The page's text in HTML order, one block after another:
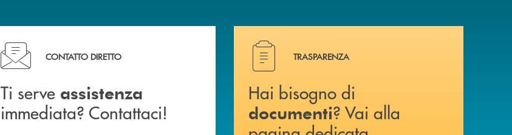
Ti serve assistenza immediata? Contattaci!
CONTATTO DIRETTO
Ti serve assistenza
immediata? Contattaci!
Hai bisogno di documenti ? Vai alla pagina dedicata.
TRASPARENZA
Hai bisogno di
documenti? Vai alla